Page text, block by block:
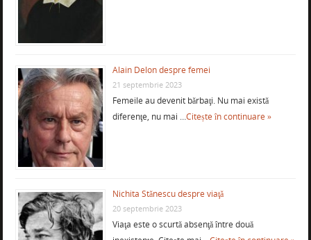
Alain Delon despre femei
21 septembrie 2023
Femeile au devenit bărbaţi. Nu mai există
diferenţe, nu mai …Citește în continuare »
Nichita Stănescu despre viaţă
20 septembrie 2023
Viaţa este o scurtă absenţă între două